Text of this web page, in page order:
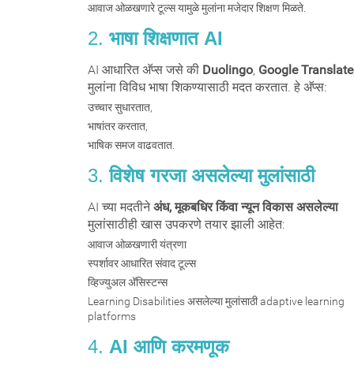
आवाज ओळखणारे टूल्स यामुळे मुलांना मजेदार शिक्षण मिळते.
2. भाषा शिक्षणात AI
AI आधारित अ‍ॅप्स जसे की Duolingo, Google Translate,
मुलांना विविध भाषा शिकण्यासाठी मदत करतात. हे अ‍ॅप्स:
उच्चार सुधारतात,
भाषांतर करतात,
भाषिक समज वाढवतात.
3.विशेष गरजा असलेल्या मुलांसाठी
AI च्या मदतीनेअंध, मूकबधिर किंवा न्यून विकास असलेल्या
मुलांसाठीही खास उपकरणे तयार झाली आहेत:
आवाज ओळखणारी यंत्रणा
स्पर्शावर आधारित संवाद टूल्स
व्हिज्युअल अ‍ॅसिस्टन्स
Learning Disabilities असलेल्या मुलांसाठी adaptive learning
platforms
4. AI आणि करमणूक